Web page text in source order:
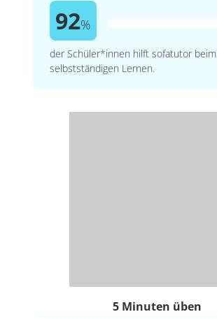
92%
der Schüler*innen hilft sofatutor beim
selbstständigen Lernen.
5 Minuten üben